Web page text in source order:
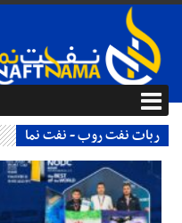
ربات نفت روب - نفت نما